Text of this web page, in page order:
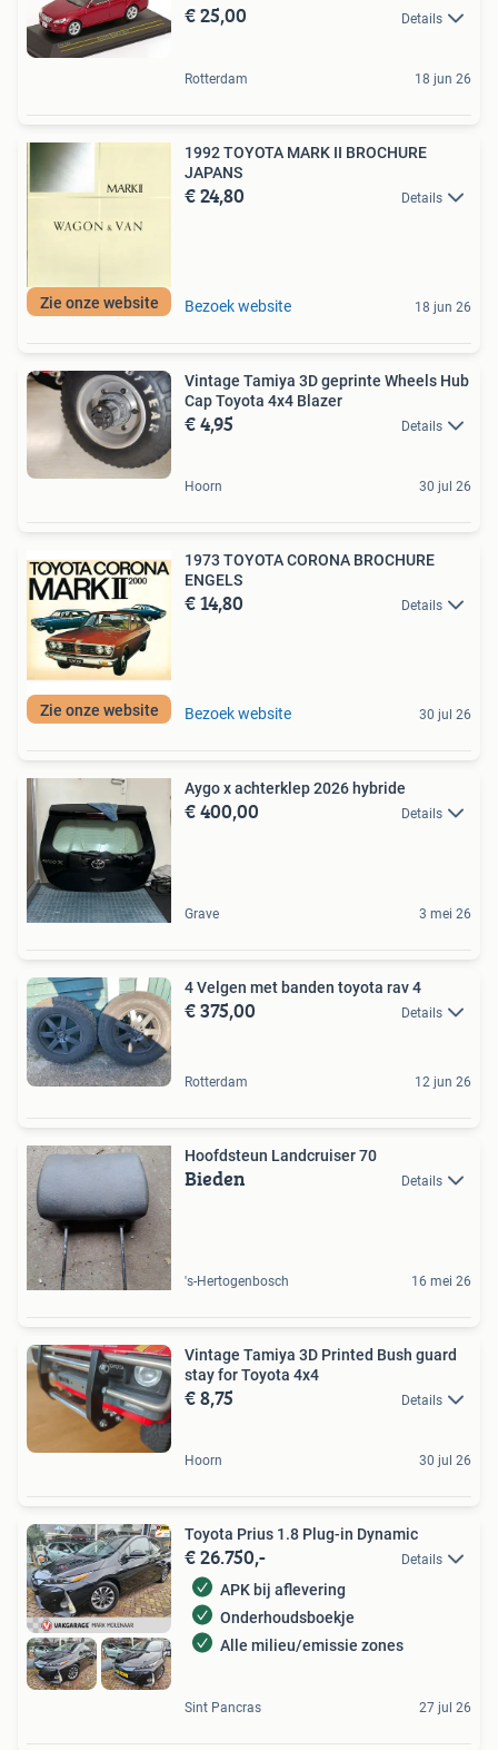
€ 25,00 Details
Rotterdam 18 jun 26
Zie onze website
1992 TOYOTA MARK II BROCHURE
JAPANS
€ 24,80 Details
Bezoek website 18 jun 26
Vintage Tamiya 3D geprinte Wheels Hub
Cap Toyota 4x4 Blazer
€ 4,95 Details
Hoorn 30 jul 26
Zie onze website
1973 TOYOTA CORONA BROCHURE
ENGELS
€ 14,80 Details
Bezoek website 30 jul 26
Aygo x achterklep 2026 hybride
€ 400,00 Details
Grave 3 mei 26
4 Velgen met banden toyota rav 4
€ 375,00 Details
Rotterdam 12 jun 26
Hoofdsteun Landcruiser 70
Bieden Details
's-Hertogenbosch 16 mei 26
Vintage Tamiya 3D Printed Bush guard
stay for Toyota 4x4
€ 8,75 Details
Hoorn 30 jul 26
Toyota Prius 1.8 Plug-in Dynamic
€ 26.750,- Details
APK bij aflevering
Onderhoudsboekje
Alle milieu/emissie zones
Sint Pancras 27 jul 26